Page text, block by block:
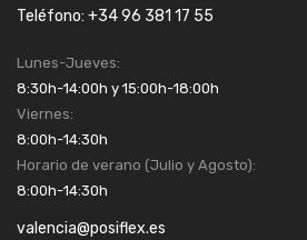
Teléfono: +34 96 381 17 55
Lunes-Jueves:
8:30h-14:00h y 15:00h-18:00h
Viernes:
8:00h-14:30h
Horario de verano (Julio y Agosto):
8:00h-14:30h
valencia@posiflex.es